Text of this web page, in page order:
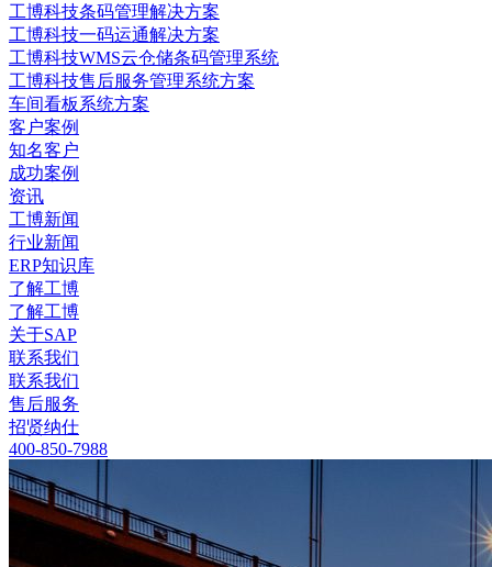
工博科技条码管理解决方案
工博科技一码运通解决方案
工博科技WMS云仓储条码管理系统
工博科技售后服务管理系统方案
车间看板系统方案
客户案例
知名客户
成功案例
资讯
工博新闻
行业新闻
ERP知识库
了解工博
了解工博
关于SAP
联系我们
联系我们
售后服务
招贤纳仕
400-850-7988